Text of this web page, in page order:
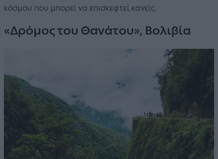
κόσμου που μπορεί να επισκεφτεί κανείς.
«Δρόμος του Θανάτου», Βολιβία